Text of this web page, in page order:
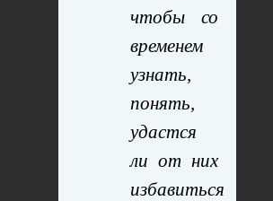
чтобы со
временем
узнать,
понять,
удастся
ли от них
избавиться